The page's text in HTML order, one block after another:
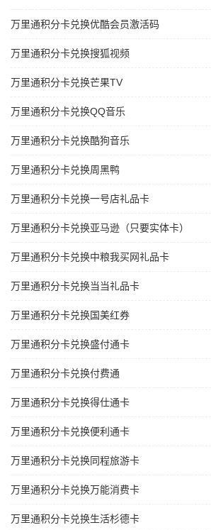
万里通积分卡兑换优酷会员激活码
万里通积分卡兑换搜狐视频
万里通积分卡兑换芒果TV
万里通积分卡兑换QQ音乐
万里通积分卡兑换酷狗音乐
万里通积分卡兑换周黑鸭
万里通积分卡兑换一号店礼品卡
万里通积分卡兑换亚马逊（只要实体卡）
万里通积分卡兑换中粮我买网礼品卡
万里通积分卡兑换当当礼品卡
万里通积分卡兑换国美红券
万里通积分卡兑换盛付通卡
万里通积分卡兑换付费通
万里通积分卡兑换得仕通卡
万里通积分卡兑换便利通卡
万里通积分卡兑换同程旅游卡
万里通积分卡兑换万能消费卡
万里通积分卡兑换生活杉德卡